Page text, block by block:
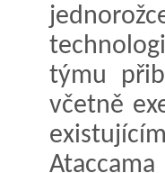
týmu
včetně